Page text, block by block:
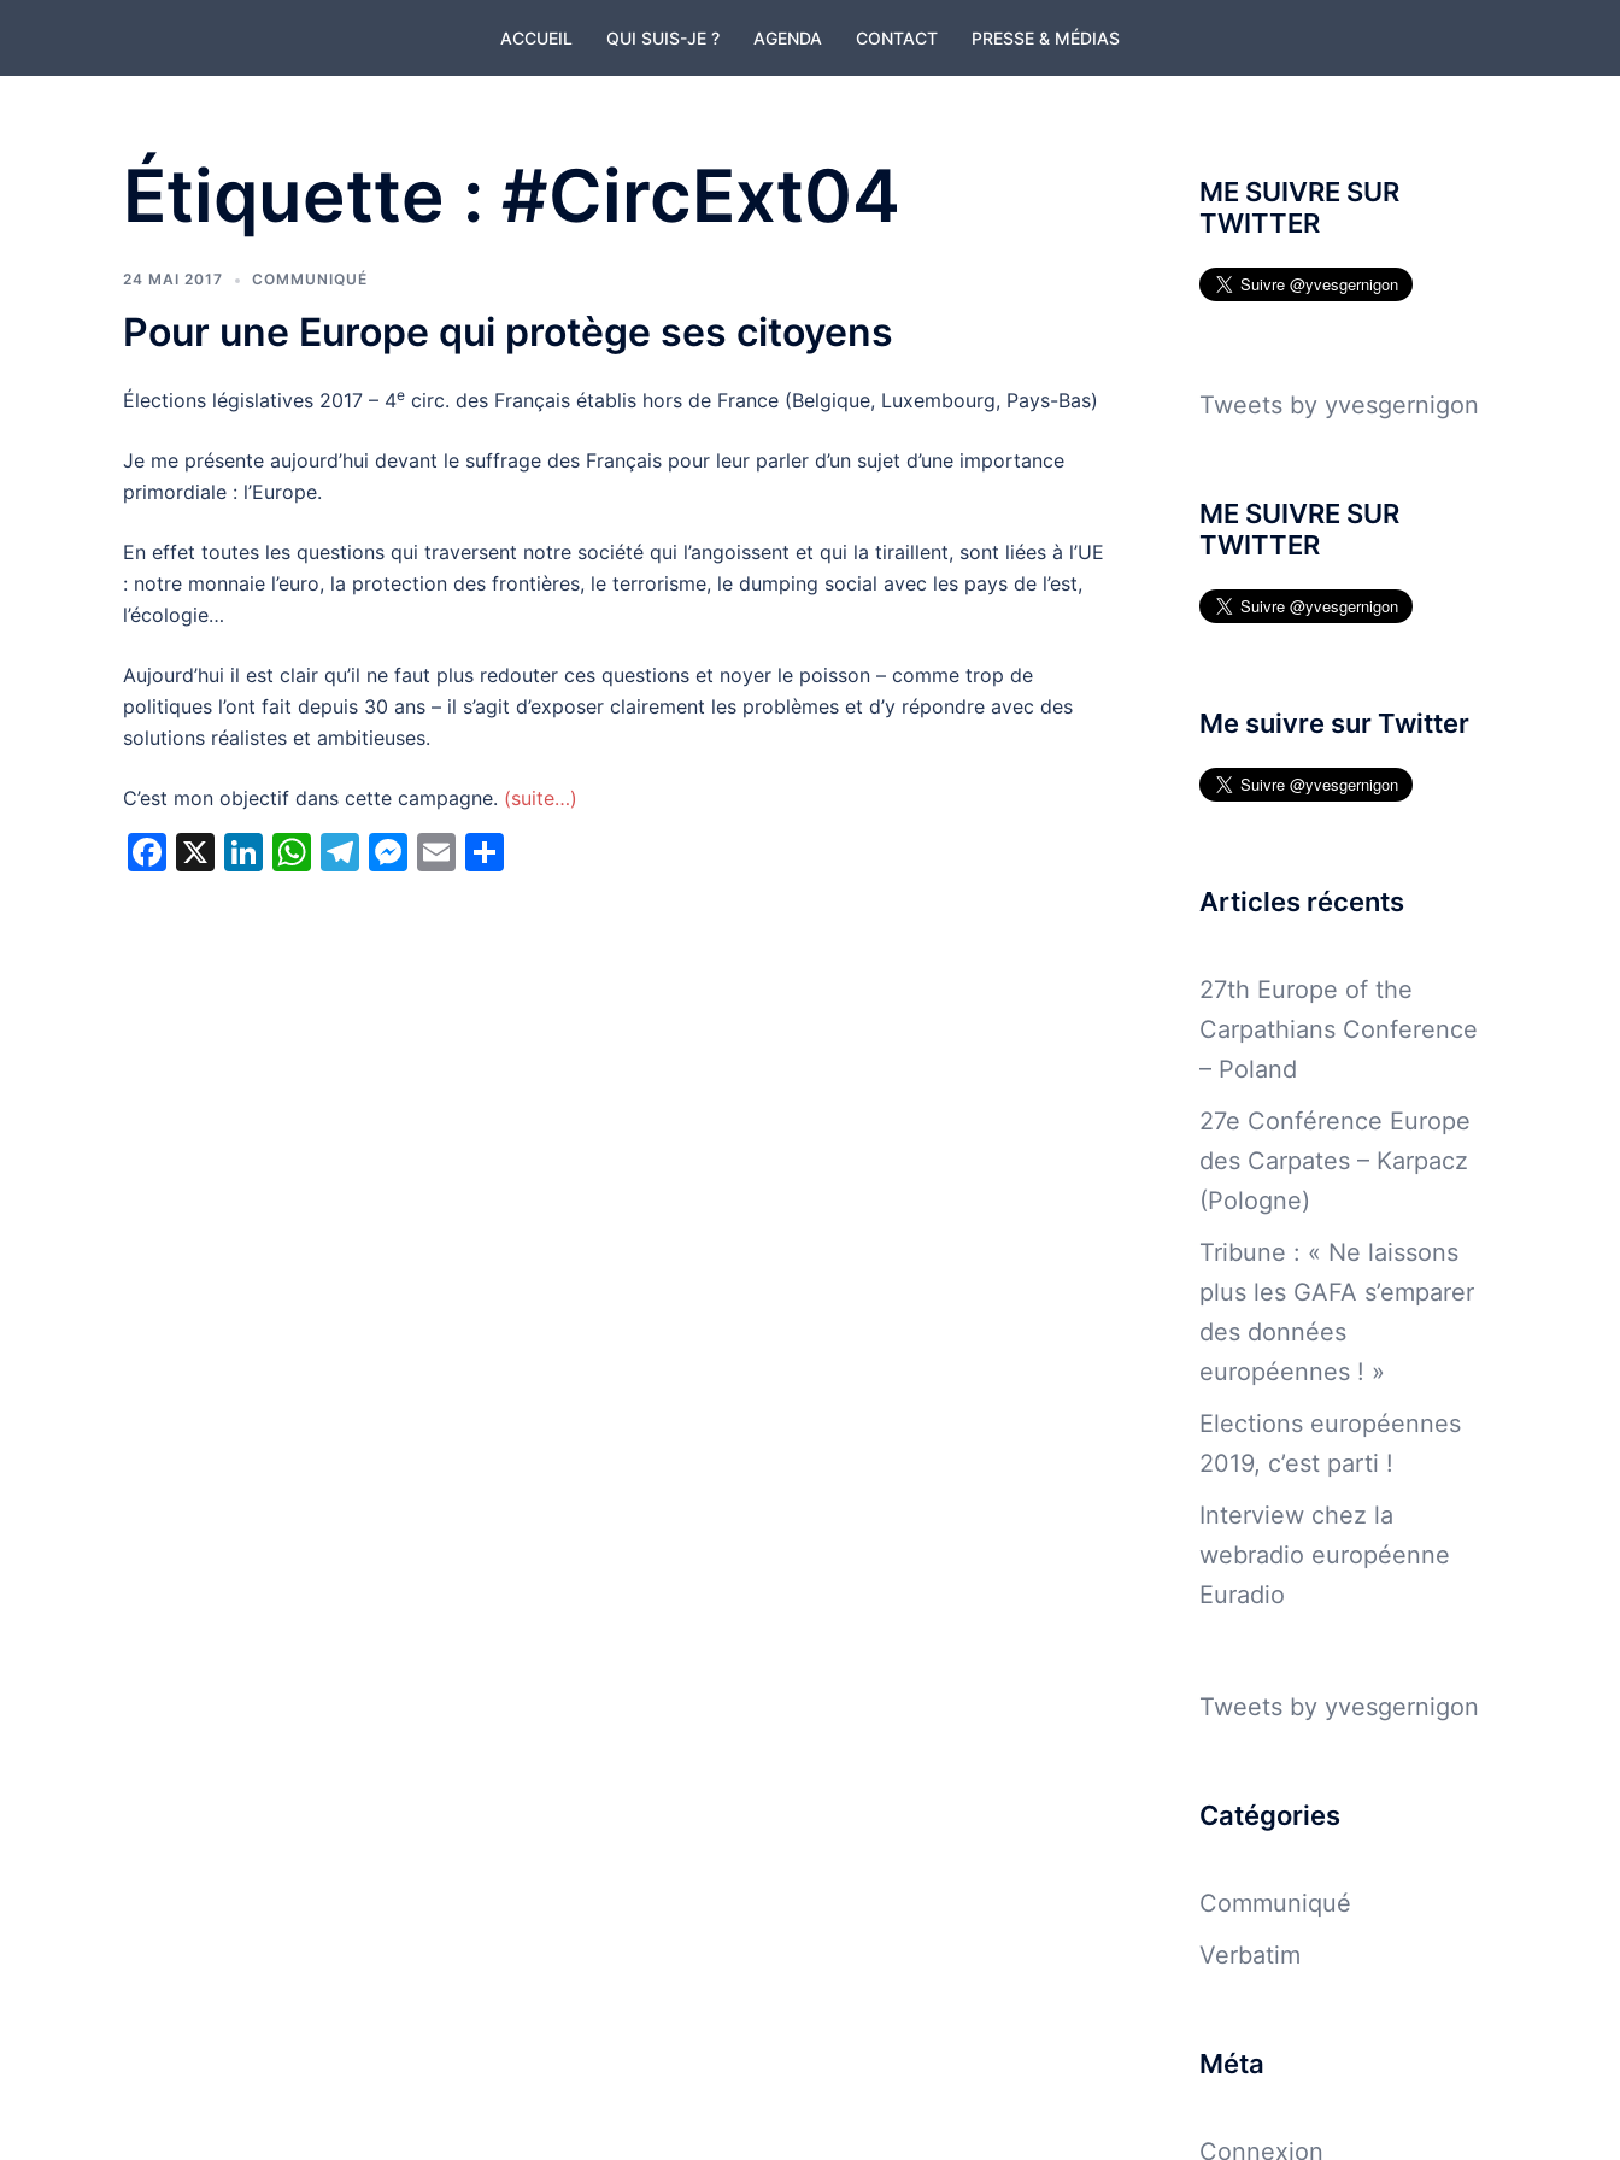
ACCUEIL QUI SUIS-JE ? AGENDA CONTACT PRESSE & MÉDIAS
Étiquette : #CircExt04
24 MAI 2017 COMMUNIQUÉ
Pour une Europe qui protège ses citoyens
Élections législatives 2017 – 4e circ. des Français établis hors de France (Belgique, Luxembourg, Pays-Bas)
Je me présente aujourd’hui devant le suffrage des Français pour leur parler d’un sujet d’une importance
primordiale : l’Europe.
En effet toutes les questions qui traversent notre société qui l’angoissent et qui la tiraillent, sont liées à l’UE
: notre monnaie l’euro, la protection des frontières, le terrorisme, le dumping social avec les pays de l’est,
l’écologie…
Aujourd’hui il est clair qu’il ne faut plus redouter ces questions et noyer le poisson – comme trop de
politiques l’ont fait depuis 30 ans – il s’agit d’exposer clairement les problèmes et d’y répondre avec des
solutions réalistes et ambitieuses.
C’est mon objectif dans cette campagne. (suite…)
Facebook
X LinkedIn
WhatsApp
Telegram
Messenger
Email
ME SUIVRE SUR
TWITTER
Tweets by yvesgernigon
ME SUIVRE SUR
TWITTER
Me suivre sur Twitter
Articles récents
27th Europe of the
Carpathians Conference
– Poland
27e Conférence Europe
des Carpates – Karpacz
(Pologne)
Tribune : « Ne laissons
plus les GAFA s’emparer
des données
européennes ! »
Elections européennes
2019, c’est parti !
Interview chez la
webradio européenne
Euradio
Tweets by yvesgernigon
Catégories
Communiqué
Verbatim
Méta
Connexion